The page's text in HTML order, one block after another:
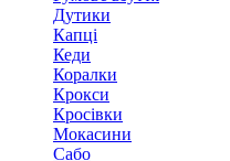
Дутики
Капці
Кеди
Коралки
Крокси
Кросівки
Мокасини
Сабо